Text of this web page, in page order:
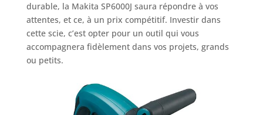
durable, la Makita SP6000J saura répondre à vos
attentes, et ce, à un prix compétitif. Investir dans
cette scie, c’est opter pour un outil qui vous
accompagnera fidèlement dans vos projets, grands
ou petits.